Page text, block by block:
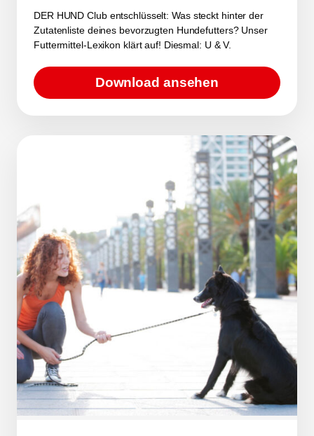
DER HUND Club entschlüsselt: Was steckt hinter der
Zutatenliste deines bevorzugten Hundefutters? Unser
Futtermittel-Lexikon klärt auf! Diesmal: U & V.
Download ansehen